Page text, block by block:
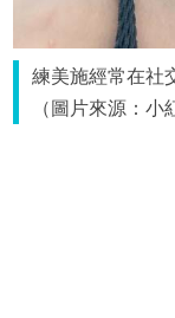
練美施經常在社
（圖片來源：小